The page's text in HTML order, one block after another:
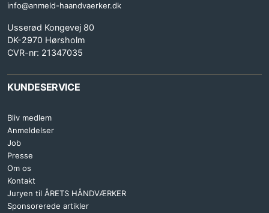
info@anmeld-haandvaerker.dk
Usserød Kongevej 80
DK-2970 Hørsholm
CVR-nr: 21347035
KUNDESERVICE
Bliv medlem
Anmeldelser
Job
Presse
Om os
Kontakt
Juryen til ÅRETS HÅNDVÆRKER
Sponsorerede artikler